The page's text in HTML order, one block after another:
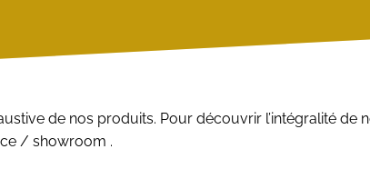
de nos produits. Pour découvrir l’intégralité de
/ showroom .